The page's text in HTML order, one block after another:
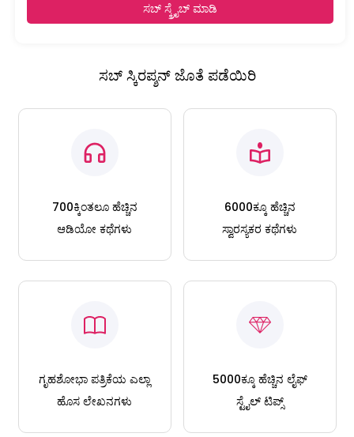
ಸಬ್ ಸ್ಕ್ರೈಬ್ ಮಾಡಿ
ಸಬ್ ಸ್ಕಿರಪ್ಶನ್ ಜೊತೆ ಪಡೆಯಿರಿ
700ಕ್ಕಿಂತಲೂ ಹೆಚ್ಚಿನ
ಆಡಿಯೋ ಕಥೆಗಳು
6000ಕ್ಕೂ ಹೆಚ್ಚಿನ
ಸ್ವಾರಸ್ಯಕರ ಕಥೆಗಳು
ಗೃಹಶೋಭಾ ಪತ್ರಿಕೆಯ ಎಲ್ಲಾ
ಹೊಸ ಲೇಖನಗಳು
5000ಕ್ಕೂ ಹೆಚ್ಚಿನ ಲೈಫ್
ಸ್ಟೈಲ್ ಟಿಪ್ಸ್